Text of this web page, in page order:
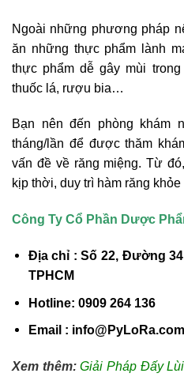
Ngoài những phương pháp
ăn những thực phẩm lành
thực phẩm dễ gây mùi
thuốc lá, rượu bia…
Bạn nên đến phòng khám
tháng/lần để được thăm
vấn đề về răng miệng. Từ
kịp thời, duy trì hàm răng
Công Ty Cổ Phần Dược
Địa chỉ : Số 22, Đường
TPHCM
Hotline: 0909 264 136
Email : info@PyLoRa.com
Xem thêm: Giải Pháp Đấy